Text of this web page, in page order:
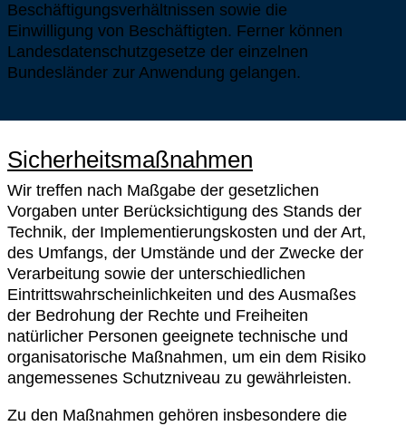
Beschäftigungsverhältnissen sowie die
Einwilligung von Beschäftigten. Ferner können
Landesdatenschutzgesetze der einzelnen
Bundesländer zur Anwendung gelangen.
Sicherheitsmaßnahmen
Wir treffen nach Maßgabe der gesetzlichen
Vorgaben unter Berücksichtigung des Stands der
Technik, der Implementierungskosten und der Art,
des Umfangs, der Umstände und der Zwecke der
Verarbeitung sowie der unterschiedlichen
Eintrittswahrscheinlichkeiten und des Ausmaßes
der Bedrohung der Rechte und Freiheiten
natürlicher Personen geeignete technische und
organisatorische Maßnahmen, um ein dem Risiko
angemessenes Schutzniveau zu gewährleisten.
Zu den Maßnahmen gehören insbesondere die